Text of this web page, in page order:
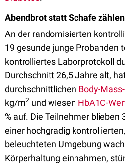
Abendbrot statt Schafe zählen
An der randomisierten
19 gesunde junge Probanden
kontrolliertes Laborprotokoll
Durchschnitt 26,5 Jahre alt,
durchschnittlichen Body-
kg/m2 und wiesen HbA1C-
% auf. Die Teilnehmer blieben
einer hochgradig
beleuchteten Umgebung
Körperhaltung einnahmen,